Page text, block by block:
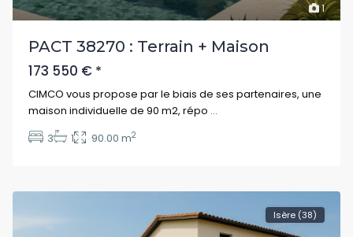
1
PACT 38270 : Terrain + Maison
173 550 € *
CIMCO vous propose par le biais de ses partenaires, une
maison individuelle de 90 m2, répo
3 1 90.00 m2
Isère (38)